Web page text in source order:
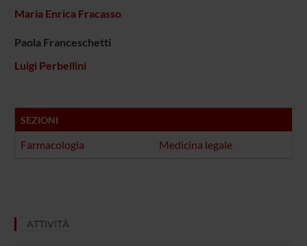
Maria Enrica Fracasso
Paola Franceschetti
Luigi Perbellini
SEZIONI
Farmacologia Medicina legale
ATTIVITÀ